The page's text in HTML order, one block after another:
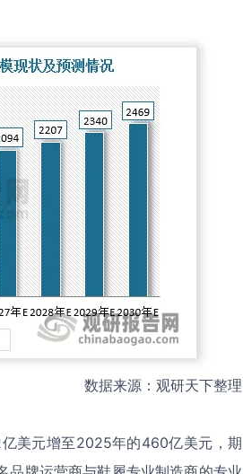
数据来源：观研天下整理
美元增至2025年的460亿美元，期